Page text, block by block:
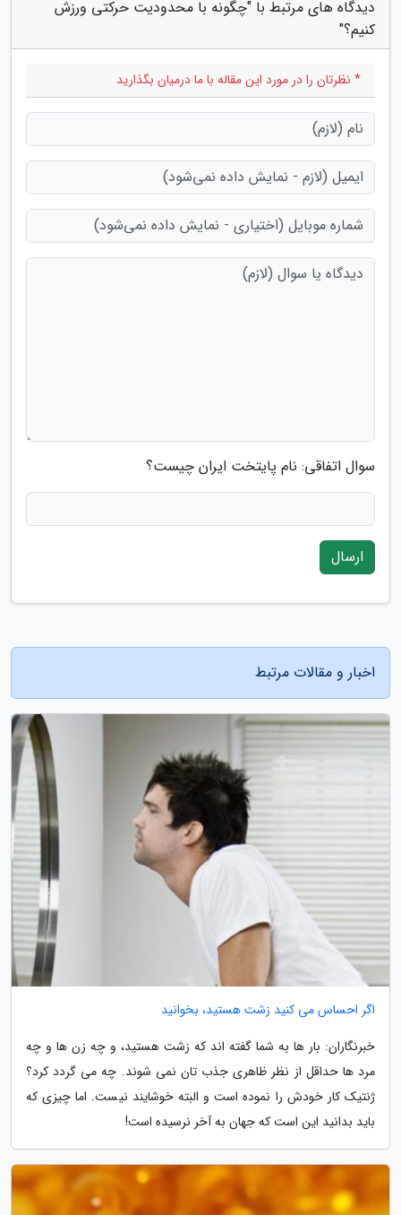
دیدگاه های مرتبط با "چگونه با محدودیت حرکتی ورزش
کنیم؟"
* نظرتان را در مورد این مقاله با ما درمیان بگذارید
سوال اتفاقی: نام پایتخت ایران چیست؟
ارسال
اخبار و مقالات مرتبط
اگر احساس می کنید زشت هستید، بخوانید
خبرنگاران: بار ها به شما گفته اند که زشت هستید، و چه زن ها و چه
مرد ها حداقل از نظر ظاهری جذب تان نمی شوند. چه می گردد کرد؟
ژنتیک کار خودش را نموده است و البته خوشایند نیست. اما چیزی که
باید بدانید این است که جهان به آخر نرسیده است!